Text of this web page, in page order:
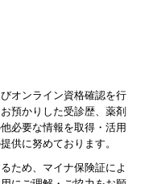
オンライン資格確認を行
預かりした受診歴、薬剤
必要な情報を取得・活用
供に努めております。
ため、マイナ保険証によ